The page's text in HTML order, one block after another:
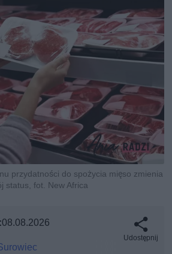
przydatności do spożycia mięso zmienia
status, fot. New Africa
08.08.2026
Udostępnij